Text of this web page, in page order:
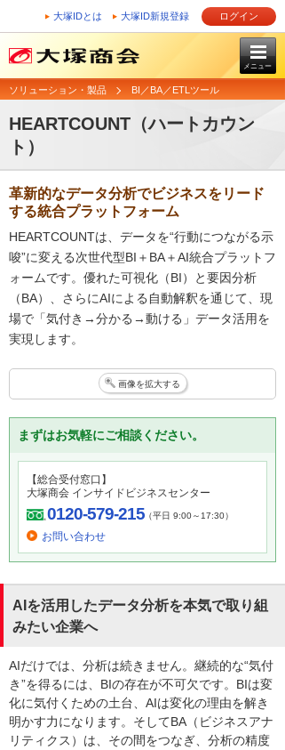
大塚IDとは 大塚ID新規登録 ログイン
メニュー
ソリューション・製品 BI／BA／ETLツール
HEARTCOUNT（ハートカウン
ト）
革新的なデータ分析でビジネスをリード
する統合プラットフォーム
HEARTCOUNTは、データを“行動につながる示
唆”に変える次世代型BI＋BA＋AI統合プラットフ
ォームです。優れた可視化（BI）と要因分析
（BA）、さらにAIによる自動解釈を通じて、現
場で「気付き→分かる→動ける」データ活用を
実現します。
画像を拡大する
まずはお気軽にご相談ください。
【総合受付窓口】
大塚商会 インサイドビジネスセンター
0120-579-215（平日 9:00～17:30）
お問い合わせ
AIを活用したデータ分析を本気で取り組
みたい企業へ
AIだけでは、分析は続きません。継続的な“気付
き”を得るには、BIの存在が不可欠です。BIは変
化に気付くための土台、AIは変化の理由を解き
明かす力になります。そしてBA（ビジネスアナ
リティクス）は、その間をつなぎ、分析の精度